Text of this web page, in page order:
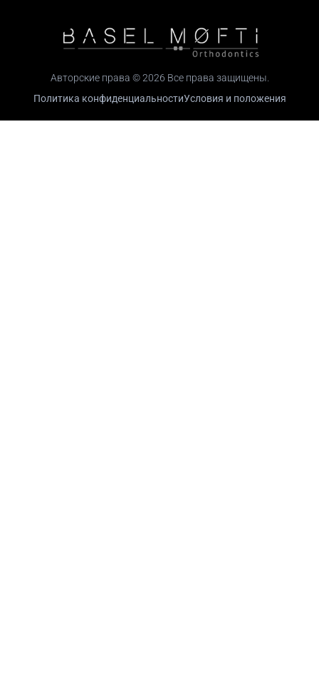
Авторские права © 2026 Все права защищены.
Политика конфиденциальностиУсловия и положения